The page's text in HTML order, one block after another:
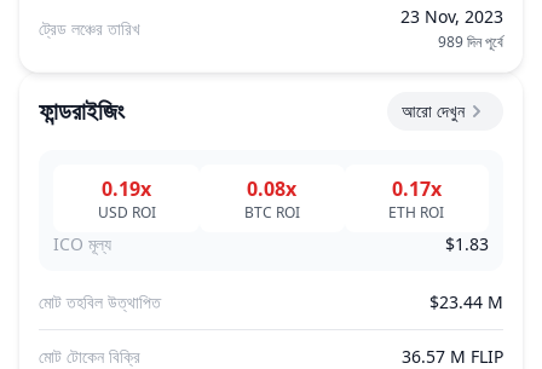
ট্রেড লঞ্চের তারিখ
23 Nov, 2023
989 দিন পূর্বে
ফান্ডরাইজিং আরো দেখুন
0.19x
USD ROI
0.08x
BTC ROI
0.17x
ETH ROI
ICO মূল্য $1.83
মোট তহবিল উত্থাপিত $23.44 M
মোট টোকেন বিক্রি 36.57 M FLIP